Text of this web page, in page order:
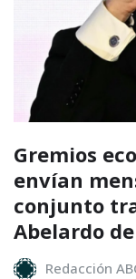
Gremios
envían
conjunto
Abelardo
Redacción